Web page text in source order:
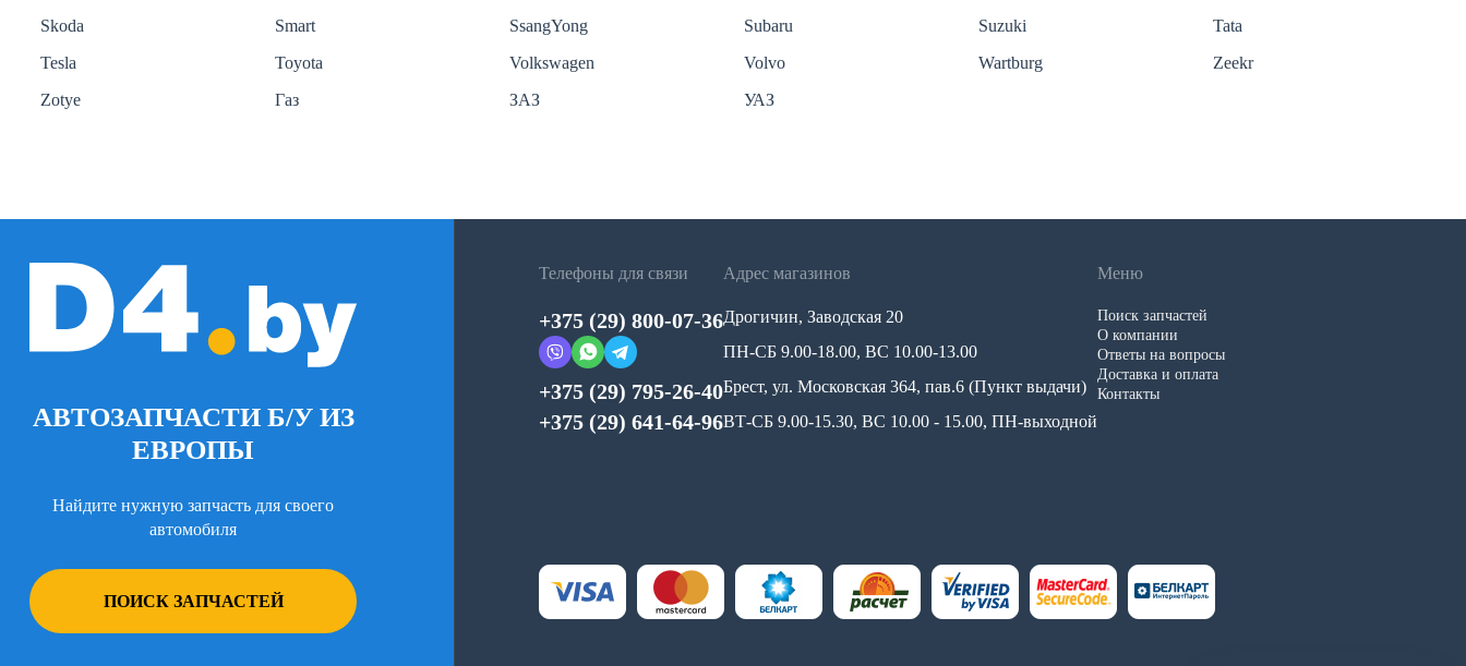
Skoda
Smart SsangYong Subaru Suzuki
Tata
Tesla
Toyota Volkswagen Volvo Wartburg
Zeekr
Zotye
Газ ЗАЗ УАЗ
АВТОЗАПЧАСТИ Б/У ИЗ
ЕВРОПЫ
Найдите нужную запчасть для своего
автомобиля
ПОИСК ЗАПЧАСТЕЙ
Телефоны для связи
+375 (29) 800-07-36
+375 (29) 795-26-40
+375 (29) 641-64-96
Адрес магазинов
Дрогичин, Заводская 20
ПН-СБ 9.00-18.00, ВС 10.00-13.00
Брест, ул. Московская 364, пав.6 (Пункт выдачи)
ВТ-СБ 9.00-15.30, ВС 10.00 - 15.00, ПН-выходной
Меню
Поиск запчастей
О компании
Ответы на вопросы
Доставка и оплата
Контакты